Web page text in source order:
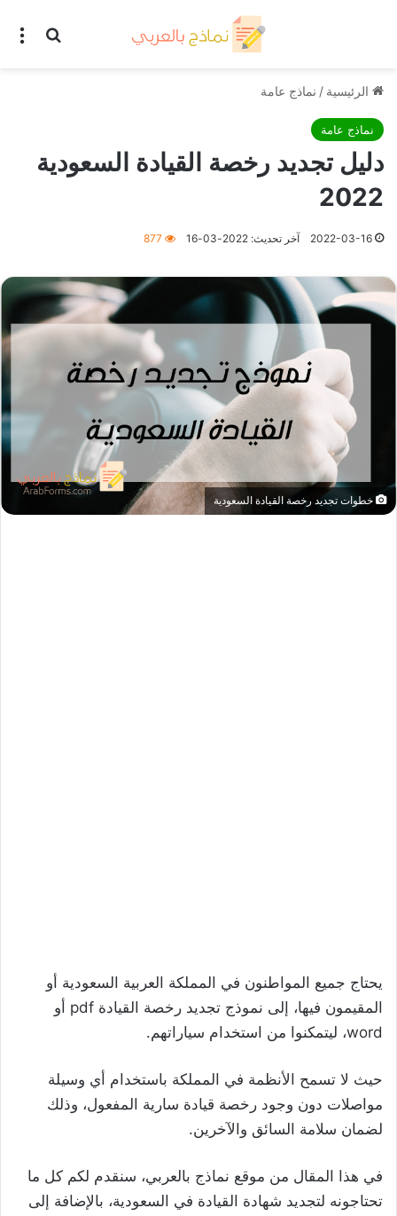
بحث
الرئيسية / نماذج عامة
نماذج عامة
دليل تجديد رخصة القيادة السعودية
2022
2022-03-16 آخر تحديث: 2022-03-16 877
خطوات تجديد رخصة القيادة السعودية
يحتاج جميع المواطنون في المملكة العربية السعودية أو
المقيمون فيها، إلى نموذج تجديد رخصة القيادة pdf أو
word، ليتمكنوا من استخدام سياراتهم.
حيث لا تسمح الأنظمة في المملكة باستخدام أي وسيلة
مواصلات دون وجود رخصة قيادة سارية المفعول، وذلك
لضمان سلامة السائق والآخرين.
في هذا المقال من موقع نماذج بالعربي، سنقدم لكم كل ما
تحتاجونه لتجديد شهادة القيادة في السعودية، بالإضافة إلى